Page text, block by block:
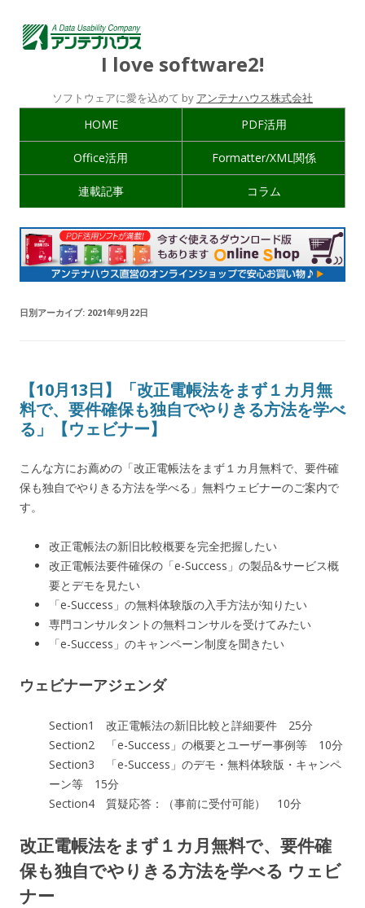
I love software2!
ソフトウェアに愛を込めて by アンテナハウス株式会社
HOME PDF活用
Office活用 Formatter/XML関係
連載記事 コラム
日別アーカイブ: 2021年9月22日
【10月13日】「改正電帳法をまず１カ月無
料で、要件確保も独自でやりきる方法を学べ
る」【ウェビナー】
こんな方にお薦めの「改正電帳法をまず１カ月無料で、要件確
保も独自でやりきる方法を学べる」無料ウェビナーのご案内で
す。
改正電帳法の新旧比較概要を完全把握したい
改正電帳法要件確保の「e-Success」の製品&サービス概
要とデモを見たい
「e-Success」の無料体験版の入手方法が知りたい
専門コンサルタントの無料コンサルを受けてみたい
「e-Success」のキャンペーン制度を聞きたい
ウェビナーアジェンダ
Section1 改正電帳法の新旧比較と詳細要件 25分
Section2 「e-Success」の概要とユーザー事例等 10分
Section3 「e-Success」のデモ・無料体験版・キャンペ
ーン等 15分
Section4 質疑応答：（事前に受付可能） 10分
改正電帳法をまず１カ月無料で、要件確
保も独自でやりきる方法を学べる ウェビ
ナー